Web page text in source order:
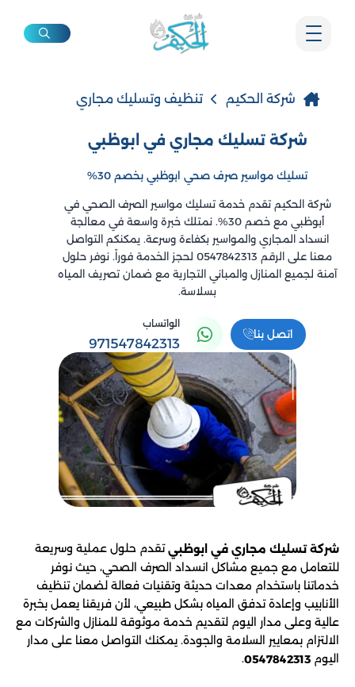
شركة الحكيم تنظيف وتسليك مجاري
شركة تسليك مجاري في ابوظبي
تسليك مواسير صرف صحي ابوظبي بخصم 30%
شركة الحكيم تقدم خدمة تسليك مواسير الصرف الصحي في
أبوظبي مع خصم 30%. نمتلك خبرة واسعة في معالجة
انسداد المجاري والمواسير بكفاءة وسرعة. يمكنكم التواصل
معنا على الرقم 0547842313 لحجز الخدمة فوراً. نوفر حلول
آمنة لجميع المنازل والمباني التجارية مع ضمان تصريف المياه
بسلاسة.
اتصل بنا
الواتساب
971547842313
شركة تسليك مجاري في ابوظبيتقدم حلول عملية وسريعة
للتعامل مع جميع مشاكل انسداد الصرف الصحي، حيث نوفر
خدماتنا باستخدام معدات حديثة وتقنيات فعالة لضمان تنظيف
الأنابيب وإعادة تدفق المياه بشكل طبيعي، لأن فريقنا يعمل بخبرة
عالية وعلى مدار اليوم لتقديم خدمة موثوقة للمنازل والشركات مع
الالتزام بمعايير السلامة والجودة. يمكنك التواصل معنا على مدار
اليوم 0547842313
.